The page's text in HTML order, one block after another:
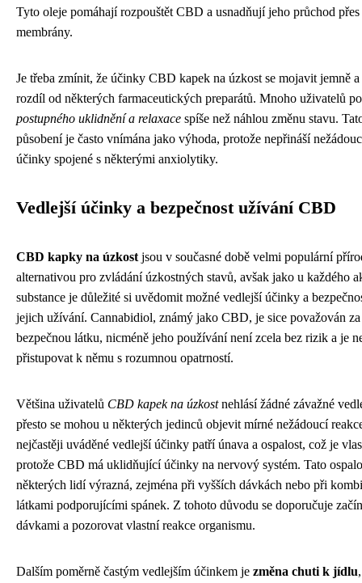
Tyto oleje pomáhají rozpouštět CBD a usnadňují jeho průchod přes
membrány.
Je třeba zmínit, že účinky CBD kapek na úzkost se mojavit jemně a
rozdíl od některých farmaceutických preparátů. Mnoho uživatelů
postupného uklidnění a relaxace spíše než náhlou změnu stavu.
působení je často vnímána jako výhoda, protože nepřináší
účinky spojené s některými anxiolytiky.
Vedlejší účinky a bezpečnost užívání CBD
CBD kapky na úzkostjsou v současné době velmi populární
alternativou pro zvládání úzkostných stavů, avšak jako u každého
substance je důležité si uvědomit možné vedlejší účinky a
jejich užívání. Cannabidiol, známý jako CBD, je sice považován
bezpečnou látku, nicméně jeho používání není zcela bez rizik a je
přistupovat k němu s rozumnou opatrností.
Většina uživatelů CBD kapek na úzkostnehlásí žádné závažné
přesto se mohou u některých jedinců objevit mírné nežádoucí
nejčastěji uváděné vedlejší účinky patří únava a ospalost, což je
protože CBD má uklidňující účinky na nervový systém. Tato
některých lidí výrazná, zejména při vyšších dávkách nebo při
látkami podporujícími spánek. Z tohoto důvodu se doporučuje
dávkami a pozorovat vlastní reakce organismu.
Dalším poměrně častým vedlejším účinkem je změna chuti k jídlu